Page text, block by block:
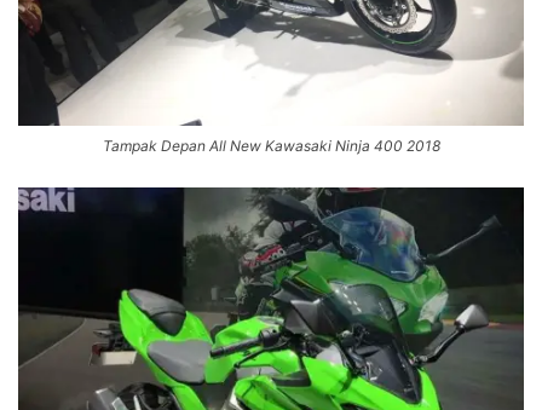
Tampak Depan All New Kawasaki Ninja 400 2018